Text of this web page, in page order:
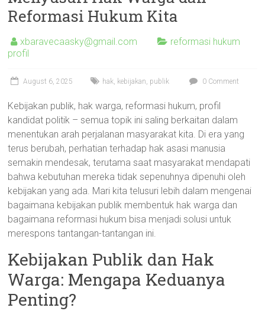
Reformasi Hukum Kita
xbaravecaasky@gmail.com
reformasi hukum
profil
August 6, 2025 hak, kebijakan, publik 0 Comment
Kebijakan publik, hak warga, reformasi hukum, profil
kandidat politik – semua topik ini saling berkaitan dalam
menentukan arah perjalanan masyarakat kita. Di era yang
terus berubah, perhatian terhadap hak asasi manusia
semakin mendesak, terutama saat masyarakat mendapati
bahwa kebutuhan mereka tidak sepenuhnya dipenuhi oleh
kebijakan yang ada. Mari kita telusuri lebih dalam mengenai
bagaimana kebijakan publik membentuk hak warga dan
bagaimana reformasi hukum bisa menjadi solusi untuk
merespons tantangan-tantangan ini.
Kebijakan Publik dan Hak
Warga: Mengapa Keduanya
Penting?